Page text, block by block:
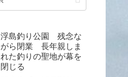
浮島釣り公園 残念な
がら閉業 長年親しま
れた釣りの聖地が幕を
閉じる